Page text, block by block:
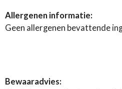
Allergenen informatie:
Geen allergenen bevattende
Bewaaradvies: